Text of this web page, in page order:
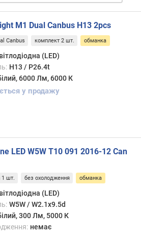
M1 Dual Canbus H13 2pcs
Canbus комплект 2 шт. обманка
(LED)
H13 / P26.4t
6000 Лм, 6000 К
у продажу
LED W5W T10 091 2016-12 Can
1 шт. без охолодження обманка
(LED)
W5W / W2.1x9.5d
300 Лм, 5000 К
немає